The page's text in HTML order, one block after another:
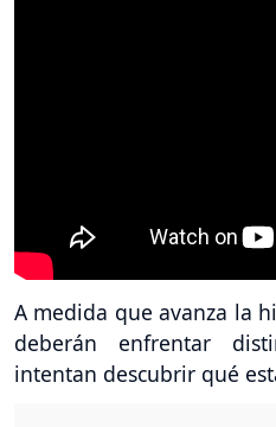
A medida que avanza la
deberán enfrentar
intentan descubrir qué